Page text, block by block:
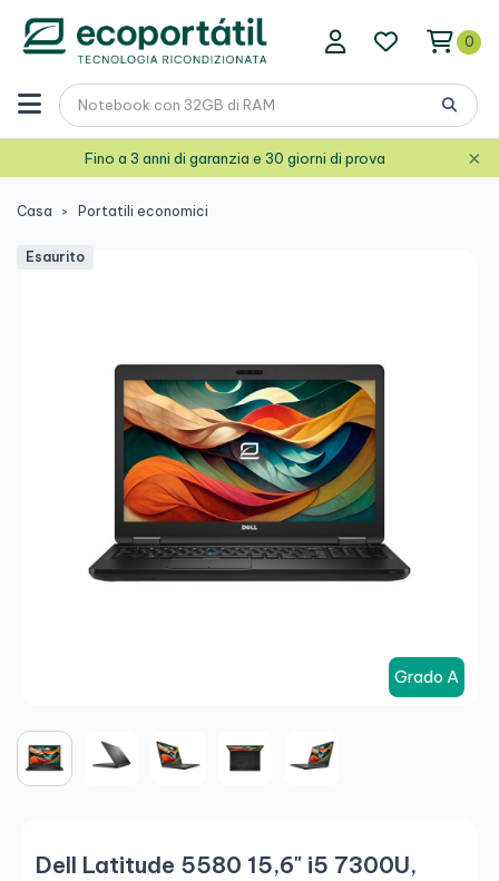
0
Fino a 3 anni di garanzia e 30 giorni di prova ×
Casa Portatili economici
Grado A
Esaurito
Dell Latitude 5580 15,6" i5 7300U,